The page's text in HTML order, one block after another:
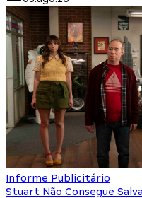
Informe Publicitário
Stuart Não Consegue